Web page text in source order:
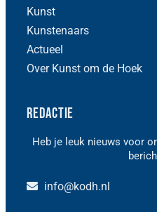
Kunst
Kunstenaars
Actueel
Over Kunst om de Hoek
Redactie
Heb je leuk nieuws voor
info@kodh.nl